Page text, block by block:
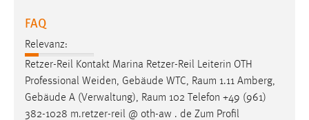
FAQ
Relevanz:
Retzer-Reil Kontakt Marina Retzer-Reil Leiterin OTH
Professional Weiden, Gebäude WTC, Raum 1.11 Amberg,
Gebäude A (Verwaltung), Raum 102 Telefon +49 (961)
382-1028 m.retzer-reil @ oth-aw . de Zum Profil